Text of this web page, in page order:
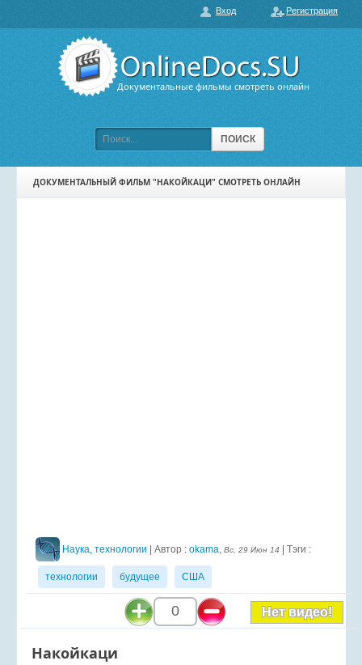
Документальные фильмы смотреть онлайн
ПОИСК
О нас
Вход Регистрация
ПОПУЛЯРНЫЕ
ПОДБОРКИ ФИЛЬМОВ
ДОКУМЕНТАЛЬНЫЙ ФИЛЬМ "НАКОЙКАЦИ" СМОТРЕТЬ ОНЛАЙН
Наука, технологии | Автор : okama, Вс, 29 Июн 14 | Тэги :
технологии будущее США
0 Нет видео!
Накойкаци